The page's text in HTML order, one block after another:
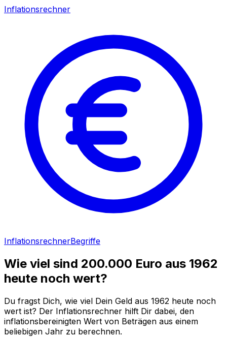
Inflationsrechner
InflationsrechnerBegriffe
Wie viel sind 200.000 Euro aus 1962
heute noch wert?
Du fragst Dich, wie viel Dein Geld aus 1962 heute noch
wert ist? Der Inflationsrechner hilft Dir dabei, den
inflationsbereinigten Wert von Beträgen aus einem
beliebigen Jahr zu berechnen.